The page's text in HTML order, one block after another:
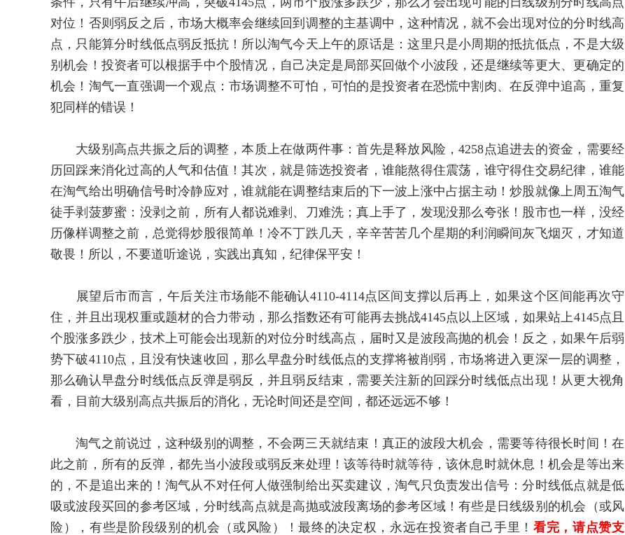
对位！否则弱反之后，市场大概率会继续回到调整的主基调中，这种情况，就不会出现对位的分时线高
点，只能算分时线低点弱反抵抗！所以淘气今天上午的原话是：这里只是小周期的抵抗低点，不是大级
别机会！投资者可以根据手中个股情况，自己决定是局部买回做个小波段，还是继续等更大、更确定的
机会！淘气一直强调一个观点：市场调整不可怕，可怕的是投资者在恐慌中割肉、在反弹中追高，重复
犯同样的错误！
大级别高点共振之后的调整，本质上在做两件事：首先是释放风险，4258点追进去的资金，需要经
历回踩来消化过高的人气和估值！其次，就是筛选投资者，谁能熬得住震荡，谁守得住交易纪律，谁能
在淘气给出明确信号时冷静应对，谁就能在调整结束后的下一波上涨中占据主动！炒股就像上周五淘气
徒手剥菠萝蜜：没剥之前，所有人都说难剥、刀难洗；真上手了，发现没那么夸张！股市也一样，没经
历像样调整之前，总觉得炒股很简单！冷不丁跌几天，辛辛苦苦几个星期的利润瞬间灰飞烟灭，才知道
敬畏！所以，不要道听途说，实践出真知，纪律保平安！
展望后市而言，午后关注市场能不能确认4110-4114点区间支撑以后再上，如果这个区间能再次守
住，并且出现权重或题材的合力带动，那么指数还有可能再去挑战4145点以上区域，如果站上4145点且
个股涨多跌少，技术上可能会出现新的对位分时线高点，届时又是波段高抛的机会！反之，如果午后弱
势下破4110点，且没有快速收回，那么早盘分时线低点的支撑将被削弱，市场将进入更深一层的调整，
那么确认早盘分时线低点反弹是弱反，并且弱反结束，需要关注新的回踩分时线低点出现！从更大视角
看，目前大级别高点共振后的消化，无论时间还是空间，都还远远不够！
淘气之前说过，这种级别的调整，不会两三天就结束！真正的波段大机会，需要等待很长时间！在
此之前，所有的反弹，都先当小波段或弱反来处理！该等待时就等待，该休息时就休息！机会是等出来
的，不是追出来的！淘气从不对任何人做强制给出买卖建议，淘气只负责发出信号：分时线低点就是低
吸或波段买回的参考区域，分时线高点就是高抛或波段离场的参考区域！有些是日线级别的机会（或风
险），有些是阶段级别的机会（或风险）！最终的决定权，永远在投资者自己手里！看完，请点赞支